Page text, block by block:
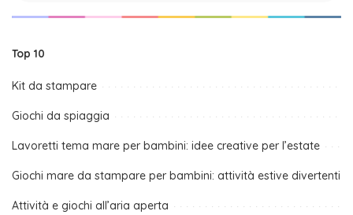
Top 10
Kit da stampare
Giochi da spiaggia
Lavoretti tema mare per bambini: idee creative per l’estate
Giochi mare da stampare per bambini: attività estive divertenti
Attività e giochi all’aria aperta